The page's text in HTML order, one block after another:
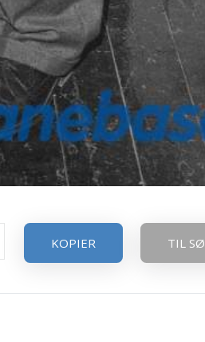
KOPIER
TIL